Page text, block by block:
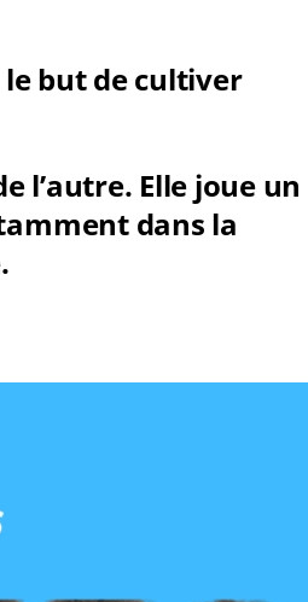
le but de cultiver
l’autre. Elle joue un
dans la